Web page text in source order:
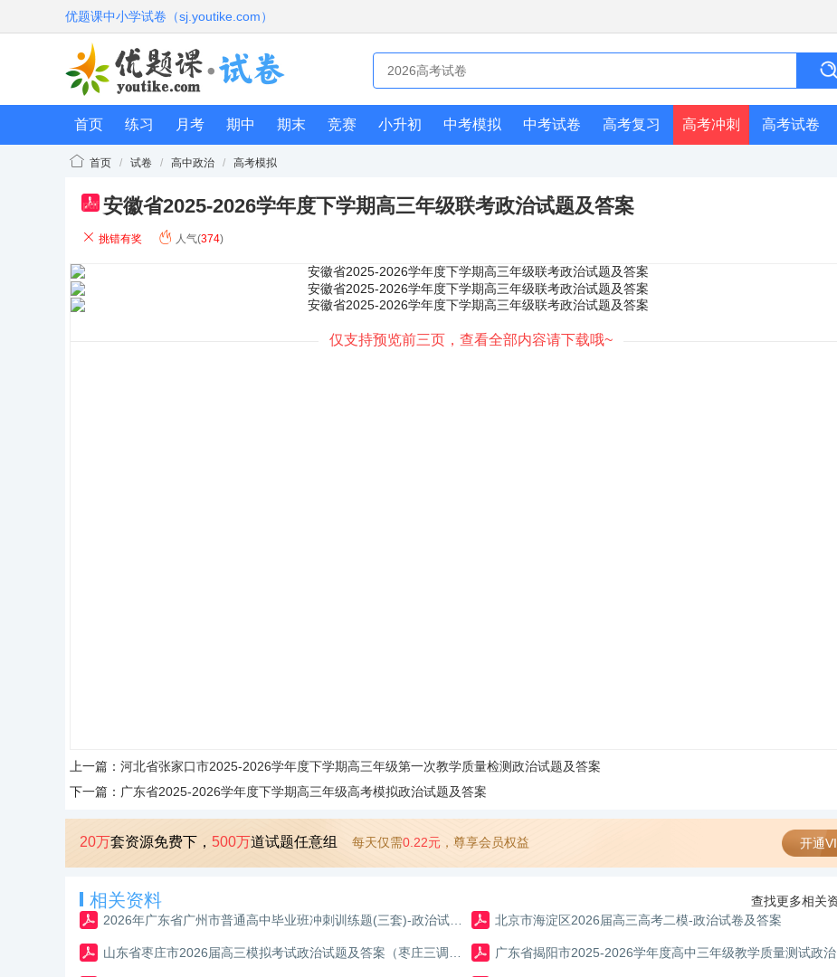
优题课中小学试卷（sj.youtike.com）
首页 练习 月考 期中 期末 竞赛 小升初 中考模拟 中考试卷 高考复习 高考冲刺 高考试卷
首页 / 试卷 / 高中政治 / 高考模拟
pdf 安徽省2025-2026学年度下学期高三年级联考政治试题及答案
挑错有奖 人气(374)
仅支持预览前三页，查看全部内容请下载哦~
上一篇： 河北省张家口市2025-2026学年度下学期高三年级第一次教学质量检测政治试题及答案
下一篇： 广东省2025-2026学年度下学期高三年级高考模拟政治试题及答案
20万套资源免费下， 500万道试题任意组 每天仅需0.22元 ，尊享会员权益 开通
相关资料
查找更多相关资
北京市海淀区2026届高三高考二模-政治试卷及答案
广东省揭阳市